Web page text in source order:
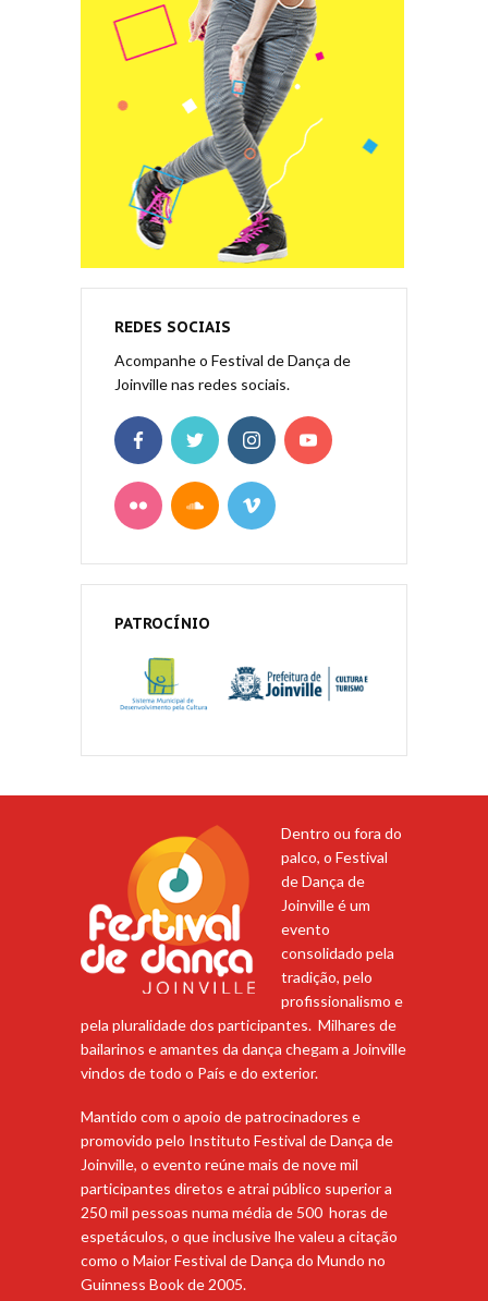
REDES SOCIAIS
Acompanhe o Festival de Dança de
Joinville nas redes sociais.
PATROCÍNIO
Dentro ou fora do
palco, o Festival
de Dança de
Joinville é um
evento
consolidado pela
tradição, pelo
profissionalismo e
pela pluralidade dos participantes. Milhares de
bailarinos e amantes da dança chegam a Joinville
vindos de todo o País e do exterior.
Mantido com o apoio de patrocinadores e
promovido pelo Instituto Festival de Dança de
Joinville, o evento reúne mais de nove mil
participantes diretos e atrai público superior a
250 mil pessoas numa média de 500 horas de
espetáculos, o que inclusive lhe valeu a citação
como o Maior Festival de Dança do Mundo no
Guinness Book de 2005.